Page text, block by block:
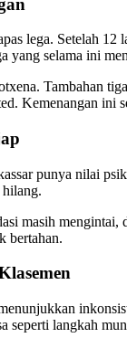
lega. Setelah
yang selama ini
Tambahan
Kemenangan ini
punya nilai
hilang.
masih
bertahan.
seperti langkah